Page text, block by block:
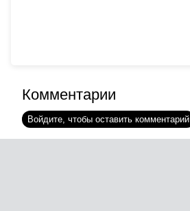
Комментарии
Войдите, чтобы оставить комментарий